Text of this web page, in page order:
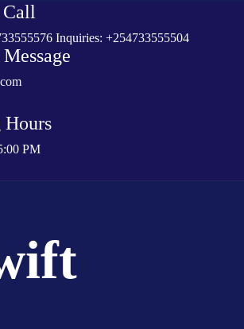
Inquiries: +254733555504
Hours
PM